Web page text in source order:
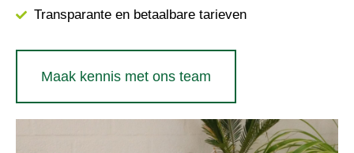
Transparante en betaalbare tarieven
Maak kennis met ons team